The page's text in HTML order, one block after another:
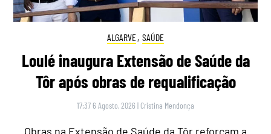
ALGARVE, SAÚDE
Loulé inaugura Extensão de Saúde da
Tôr após obras de requalificação
17:37 6 Agosto, 2026 | Cristina Mendonça
Obras na Extensão de Saúde da Tôr reforçam a